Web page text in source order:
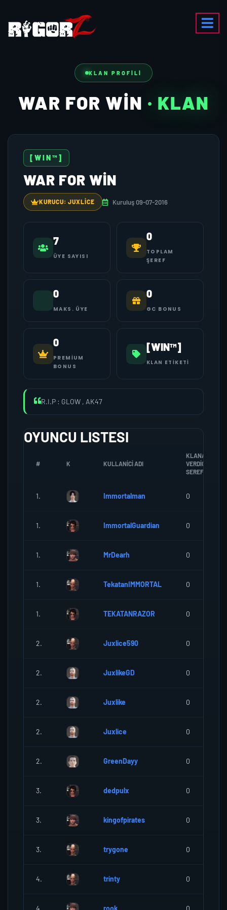
KLAN PROFILI
WAR FOR WIN · KLAN
[WIN™]
WAR FOR WIN
KURUCU: JUXLICE Kuruluş 09-07-2016
7
ÜYE SAYISI
0
TOPLAM
ŞEREF
0
MAKS. ÜYE
0
GC BONUS
0
PREMIUM
BONUS
[WIN™]
KLAN ETIKETI
R.I.P : GLOW , AK47
OYUNCU LISTESI
# K KULLANICI ADI
KLANA
VERDIGI
SEREF
1. Immortalman 0
1. ImmortalGuardian 0
1. MrDearh 0
1. TekatanIMMORTAL 0
1. TEKATANRAZOR 0
2. Juxlice590 0
2. JuxlikeGD 0
2. Juxlike 0
2. Juxlice 0
2. GreenDayy 0
3. dedpulx 0
3. kingofpirates 0
3. trygone 0
4. trinty 0
4. rook 0